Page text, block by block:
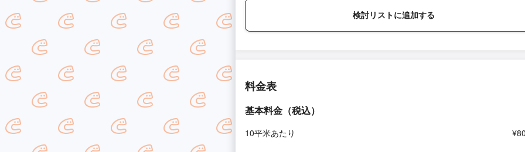
検討リストに追加する
料金表
基本料金（税込）
10平米あたり